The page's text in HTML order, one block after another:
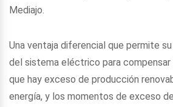
Mediajo.
Una ventaja diferencial que permite
del sistema eléctrico para
que hay exceso de producción
energía, y los momentos de exceso